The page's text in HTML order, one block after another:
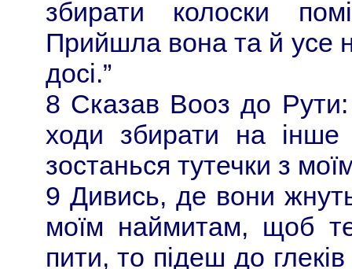
збирати колоски
Прийшла вона та й усе
досі.”
8 Сказав Вооз до
ходи збирати на
зостанься тутечки з
9 Дивись, де вони
моїм наймитам, щоб
пити, то підеш до